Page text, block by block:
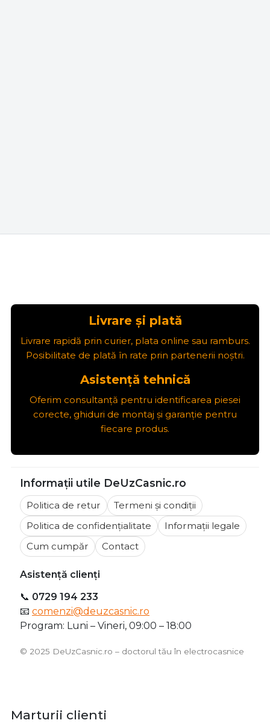
Livrare și plată
Livrare rapidă prin curier, plata online sau ramburs.
Posibilitate de plată în rate prin partenerii noștri.
Asistență tehnică
Oferim consultanță pentru identificarea piesei
corecte, ghiduri de montaj și garanție pentru
fiecare produs.
Informații utile DeUzCasnic.ro
Politica de retur
Termeni și condiții
Politica de confidențialitate
Informații legale
Cum cumpăr
Contact
Asistență clienți
📞 0729 194 233
📧 comenzi@deuzcasnic.ro
Program: Luni – Vineri, 09:00 – 18:00
©️ 2025 DeUzCasnic.ro – doctorul tău în electrocasnice
Marturii clienti